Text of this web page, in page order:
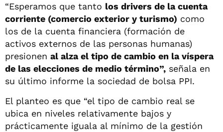
“Esperamos que tanto los drivers de la cuenta
corriente (comercio exterior y turismo) como
los de la cuenta financiera (formación de
activos externos de las personas humanas)
presionen al alza el tipo de cambio en la víspera
de las elecciones de medio término”, señala en
su último informe la sociedad de bolsa PPI.
El planteo es que “el tipo de cambio real se
ubica en niveles relativamente bajos y
prácticamente iguala al mínimo de la gestión